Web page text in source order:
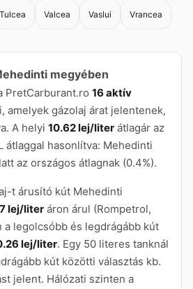
Tulcea Valcea Vaslui Vrancea
megyében
PretCarburant.ro 16 aktív
amelyek gázolaj árat jelentenek,
A helyi 10.62 lej/liter átlagár az
átlaggal hasonlítva: Mehedinti
az országos átlagnak (0.4%).
t árusító kút Mehedinti
lej/liter áron árul (Rompetrol,
a legolcsóbb és legdrágább kút
lej/liter. Egy 50 literes tanknál
kút közötti választás kb.
jelent. Hálózati szinten a